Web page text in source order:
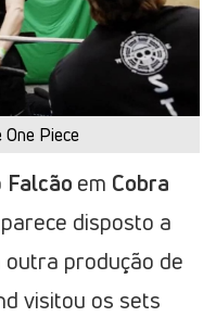
Piece
Falcão em Cobra
parece disposto a
produção de
visitou os sets